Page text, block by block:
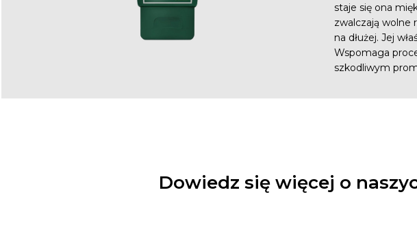
staje się ona
zwalczają wolne
na dłużej. Jej
Wspomaga
szkodliwym
Dowiedz się więcej o